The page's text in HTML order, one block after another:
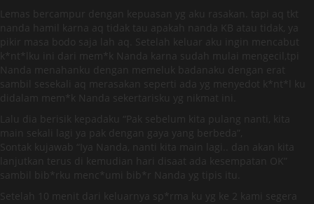
Lemas bercampur dengan kepuasan yg aku rasakan. tapi aq tkt
nanda hamil karna aq tidak tau apakah nanda KB atau tidak, ya
pikir masa bodo saja lah aq. Setelah keluar aku ingin mencabut
k*nt*lku ini dari mem*k Nanda karna sudah mulai mengecil,tpi
Nanda menahanku dengan memeluk badanaku dengan erat
sambil sesekali aq merasakan seperti ada yg menyedot k*nt*l ku
didalam mem*k Nanda sekertarisku yg nikmat ini.
Lalu dia berisik kepadaku “Pak sebelum kita pulang nanti, kita
main sekali lagi ya pak dengan gaya yang berbeda”,
Sontak kujawab “Iya Nanda, nanti kita main lagi.. dan akan kita
lanjutkan terus di kemudian hari disaat ada kesempatan OK”
sambil bib*rku menc*umi bib*r Nanda yg tipis itu.
Setelah 10 menit dari keluarnya sp*rma ku yg ke 2 kami segera